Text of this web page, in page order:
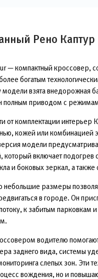
Рено Каптур
— компактный кроссовер,
богатым
модели взята внедорожная
полным приводом с
от комплектации интерьер
кожей или комбинацией
модели
который включает подогрев
и боковых зеркал, а
небольшие размеры
в городе. Он
к забитым парковкам
водителю
заднего вида, системы
слепых зон. Эти
вождения, но и